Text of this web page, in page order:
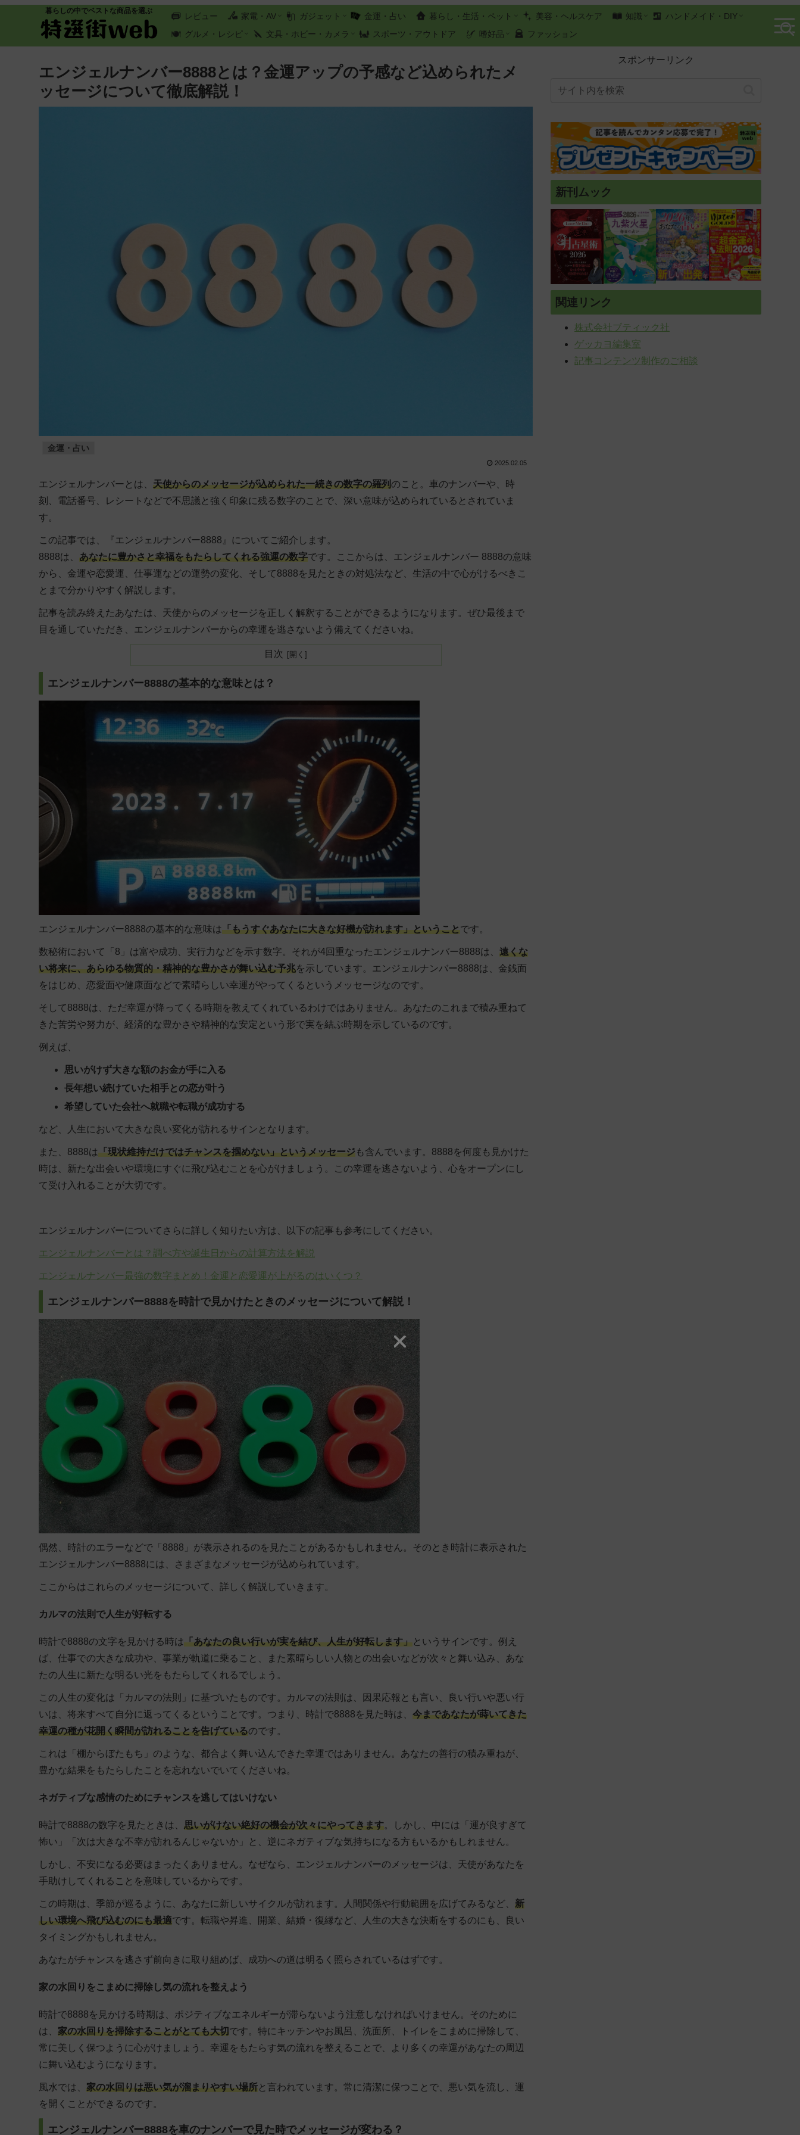
暮らしの中でベストな商品を選ぶ
レビュー 家電・AV ガジェット 金運・占い 暮らし・生活・ペット 美容・ヘルスケア 知識
ハンドメイド・DIY
グルメ・レシピ
文具・ホビー・カメラ スポーツ・アウトドア 嗜好品 ファッション
エンジェルナンバー8888とは？金運アップの予感など込められたメ
ッセージについて徹底解説！
金運・占い
2025.02.05
エンジェルナンバーとは、 天使からのメッセージが込められた一続きの数字の羅列 のこと。車のナンバーや、時
刻、電話番号、レシートなどで不思議と強く印象に残る数字のことで、深い意味が込められているとされていま
す。
この記事では、『エンジェルナンバー8888』についてご紹介します。
8888は、 あなたに豊かさと幸福をもたらしてくれる強運の数字です。ここからは、エンジェルナンバー 8888の意味
から、金運や恋愛運、仕事運などの運勢の変化、そして8888を見たときの対処法など、生活の中で心がけるべきこ
とまで分かりやすく解説します。
記事を読み終えたあなたは、天使からのメッセージを正しく解釈することができるようになります。ぜひ最後まで
目を通していただき、エンジェルナンバーからの幸運を逃さないよう備えてくださいね。
目次
エンジェルナンバー8888の基本的な意味とは？
エンジェルナンバー8888の基本的な意味は「もうすぐあなたに大きな好機が訪れます」ということです。
数秘術において「8」は富や成功、実行力などを示す数字。それが4回重なったエンジェルナンバー8888は、 遠くな
い将来に、あらゆる物質的・精神的な豊かさが舞い込む予兆を示しています。エンジェルナンバー8888は、金銭面
をはじめ、恋愛面や健康面などで素晴らしい幸運がやってくるというメッセージなのです。
そして8888は、ただ幸運が降ってくる時期を教えてくれているわけではありません。あなたのこれまで積み重ねて
きた苦労や努力が、経済的な豊かさや精神的な安定という形で実を結ぶ時期を示しているのです。
例えば、
思いがけず大きな額のお金が手に入る
長年想い続けていた相手との恋が叶う
希望していた会社へ就職や転職が成功する
など、人生において大きな良い変化が訪れるサインとなります。
また、8888は「現状維持だけではチャンスを掴めない」というメッセージも含んでいます。8888を何度も見かけた
時は、新たな出会いや環境にすぐに飛び込むことを心がけましょう。この幸運を逃さないよう、心をオープンにし
て受け入れることが大切です。
エンジェルナンバーについてさらに詳しく知りたい方は、以下の記事も参考にしてください。
エンジェルナンバーとは？調べ方や誕生日からの計算方法を解説
エンジェルナンバー最強の数字まとめ！金運と恋愛運が上がるのはいくつ？
エンジェルナンバー8888を時計で見かけたときのメッセージについて解説！
偶然、時計のエラーなどで「8888」が表示されるのを見たことがあるかもしれません。そのとき時計に表示された
エンジェルナンバー8888には、さまざまなメッセージが込められています。
ここからはこれらのメッセージについて、詳しく解説していきます。
カルマの法則で人生が好転する
時計で8888の文字を見かける時は「あなたの良い行いが実を結び、人生が好転します」というサインです。例え
ば、仕事での大きな成功や、事業が軌道に乗ること、また素晴らしい人物との出会いなどが次々と舞い込み、あな
たの人生に新たな明るい光をもたらしてくれるでしょう。
この人生の変化は「カルマの法則」に基づいたものです。カルマの法則は、因果応報とも言い、良い行いや悪い行
いは、将来すべて自分に返ってくるということです。つまり、時計で8888を見た時は、 今まであなたが蒔いてきた
幸運の種が花開く瞬間が訪れることを告げているのです。
これは「棚からぼたもち」のような、都合よく舞い込んできた幸運ではありません。あなたの善行の積み重ねが、
豊かな結果をもたらしたことを忘れないでいてくださいね。
ネガティブな感情のためにチャンスを逃してはいけない
時計で8888の数字を見たときは、 思いがけない絶好の機会が次々にやってきます。しかし、中には「運が良すぎて
怖い」「次は大きな不幸が訪れるんじゃないか」と、逆にネガティブな気持ちになる方もいるかもしれません。
しかし、不安になる必要はまったくありません。なぜなら、エンジェルナンバーのメッセージは、天使があなたを
手助けしてくれることを意味しているからです。
この時期は、季節が巡るように、あなたに新しいサイクルが訪れます。人間関係や行動範囲を広げてみるなど、 新
しい環境へ飛び込むのにも最適です。転職や昇進、開業、結婚・復縁など、人生の大きな決断をするのにも、良い
タイミングかもしれません。
あなたがチャンスを逃さず前向きに取り組めば、成功への道は明るく照らされているはずです。
家の水回りをこまめに掃除し気の流れを整えよう
時計で8888を見かける時期は、ポジティブなエネルギーが滞らないよう注意しなければいけません。そのために
は、 家の水回りを掃除することがとても大切です。特にキッチンやお風呂、洗面所、トイレをこまめに掃除して、
常に美しく保つように心がけましょう。幸運をもたらす気の流れを整えることで、より多くの幸運があなたの周辺
に舞い込むようになります。
風水では、 家の水回りは悪い気が溜まりやすい場所と言われています。常に清潔に保つことで、悪い気を流し、運
を開くことができるのです。
エンジェルナンバー8888を車のナンバーで見た時でメッセージが変わる？
スポンサーリンク
新刊ムック
関連リンク
株式会社ブティック社
ゲッカヨ編集室
記事コンテンツ制作のご相談